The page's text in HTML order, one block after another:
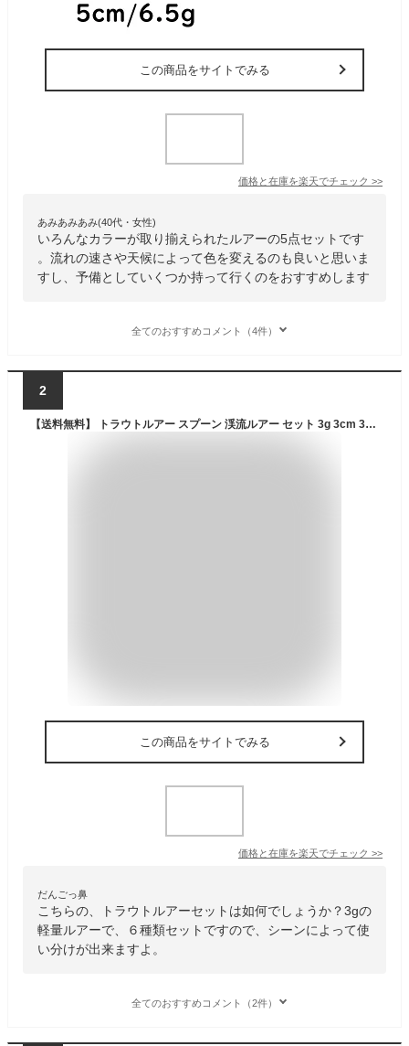
この商品をサイトでみる
価格と在庫を楽天でチェック >>
あみあみあみ(40代・女性)
いろんなカラーが取り揃えられたルアーの5点セットです
。流れの速さや天候によって色を変えるのも良いと思いま
すし、予備としていくつか持って行くのをおすすめします
全てのおすすめコメント（4件）
2
【送料無料】 トラウトルアー スプーン 渓流ルアー セット 3g 3cm 30mm 6個セット トラウト 渓流 ルアー 釣れる ヤマメ イワナ アマゴ サクラマス ニジマス メッキ 青物 ルアーセット 管理釣り場 管釣り エリアトラウト シンプル 海 湖沼 釣り 釣具 安い 格安 タックルタイム
この商品をサイトでみる
価格と在庫を楽天でチェック >>
だんごっ鼻
こちらの、トラウトルアーセットは如何でしょうか？3gの
軽量ルアーで、６種類セットですので、シーンによって使
い分けが出来ますよ。
全てのおすすめコメント（2件）